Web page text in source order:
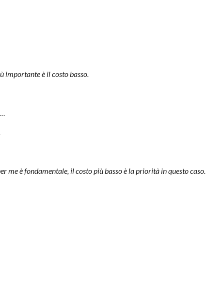
importante è il costo basso.
me è fondamentale, il costo più basso è la priorità in questo caso.